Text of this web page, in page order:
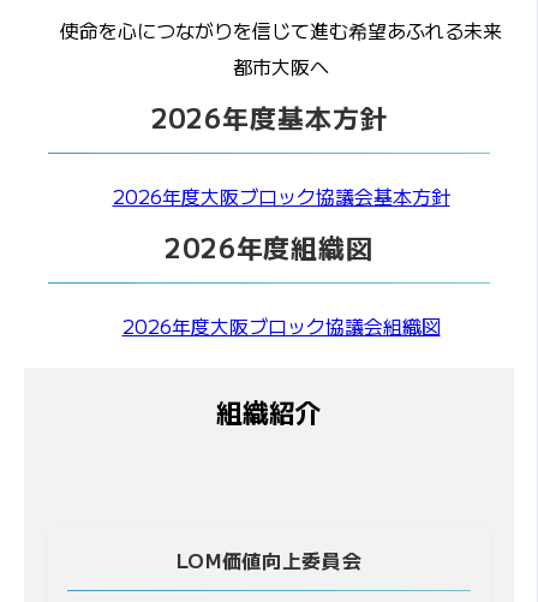
使命を心につながりを信じて進む希望あふれる未来
都市大阪へ
2026年度基本方針
2026年度大阪ブロック協議会基本方針
2026年度組織図
2026年度大阪ブロック協議会組織図
組織紹介
LOM価値向上委員会